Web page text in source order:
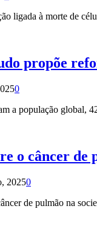
ligada à morte de
propõe
0
a população global,
o câncer
20250
de pulmão na